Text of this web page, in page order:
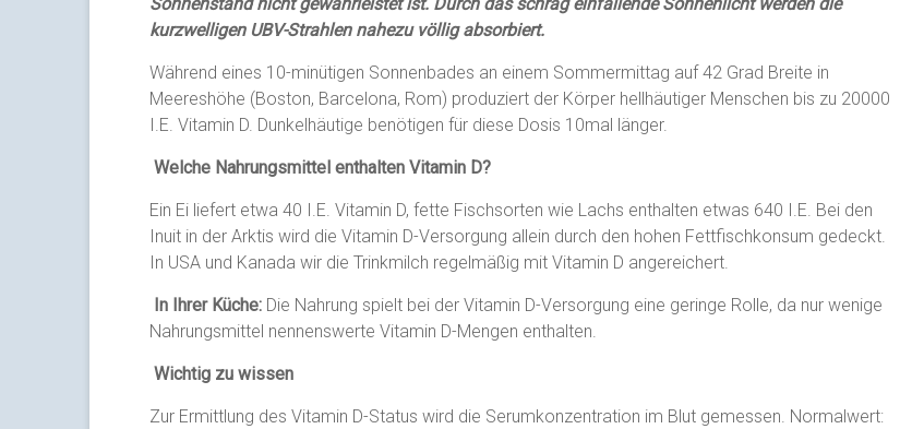
kurzwelligen UBV-Strahlen nahezu völlig absorbiert.
Während eines 10-minütigen Sonnenbades an einem Sommermittag auf 42 Grad Breite in
Meereshöhe (Boston, Barcelona, Rom) produziert der Körper hellhäutiger Menschen bis zu 20000
I.E. Vitamin D. Dunkelhäutige benötigen für diese Dosis 10mal länger.
Welche Nahrungsmittel enthalten Vitamin D?
Ein Ei liefert etwa 40 I.E. Vitamin D, fette Fischsorten wie Lachs enthalten etwas 640 I.E. Bei den
Inuit in der Arktis wird die Vitamin D-Versorgung allein durch den hohen Fettfischkonsum gedeckt.
In USA und Kanada wir die Trinkmilch regelmäßig mit Vitamin D angereichert.
In Ihrer Küche: Die Nahrung spielt bei der Vitamin D-Versorgung eine geringe Rolle, da nur wenige
Nahrungsmittel nennenswerte Vitamin D-Mengen enthalten.
Wichtig zu wissen
Zur Ermittlung des Vitamin D-Status wird die Serumkonzentration im Blut gemessen. Normalwert: